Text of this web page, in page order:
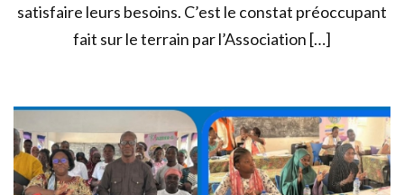
satisfaire leurs besoins. C’est le constat préoccupant
fait sur le terrain par l’Association […]